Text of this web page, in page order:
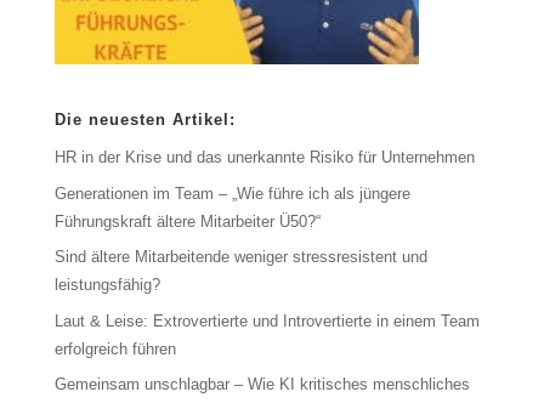
Die neuesten Artikel:
HR in der Krise und das unerkannte Risiko für Unternehmen
Generationen im Team – „Wie führe ich als jüngere
Führungskraft ältere Mitarbeiter Ü50?“
Sind ältere Mitarbeitende weniger stressresistent und
leistungsfähig?
Laut & Leise: Extrovertierte und Introvertierte in einem Team
erfolgreich führen
Gemeinsam unschlagbar – Wie KI kritisches menschliches